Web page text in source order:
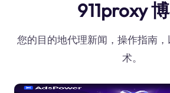
911proxy
您的目的地代理新闻，操作指南
术。